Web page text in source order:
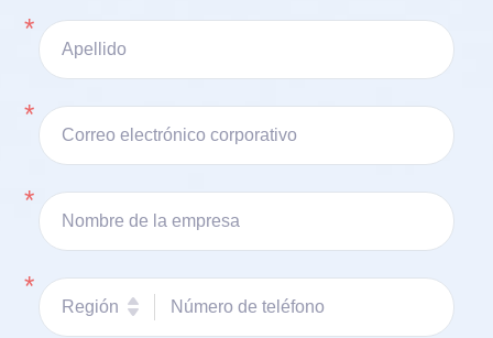
*
Apellido
*
Correo electrónico corporativo
*
Nombre de la empresa
*
Región Número de teléfono